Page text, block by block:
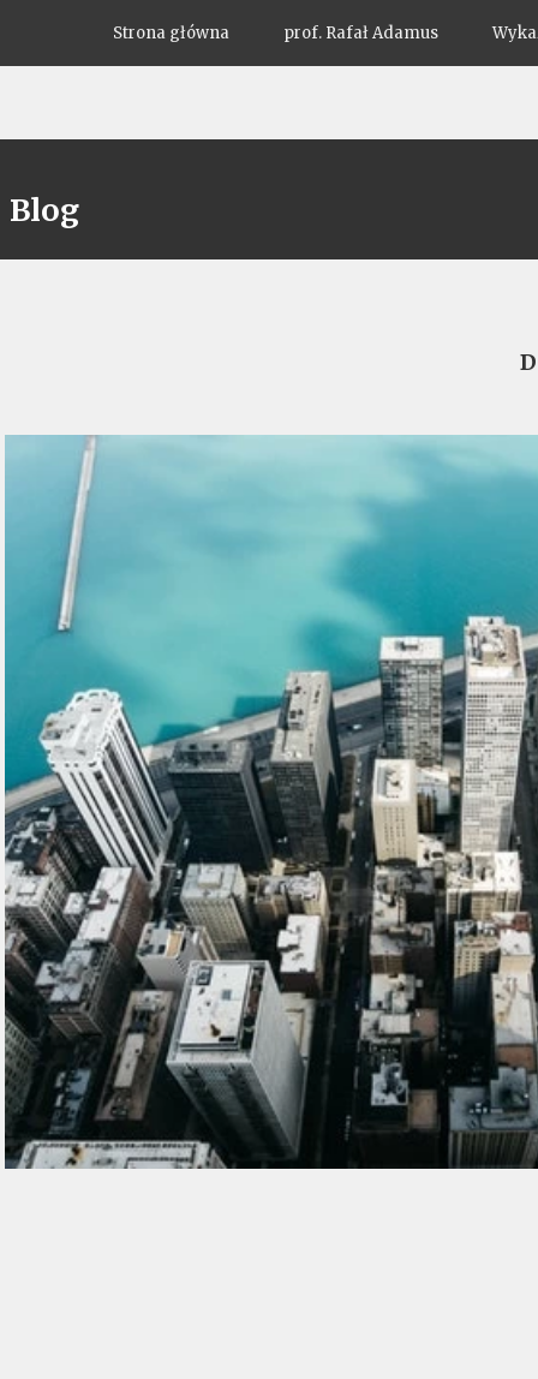
Strona główna prof. Rafał Adamus
Blog